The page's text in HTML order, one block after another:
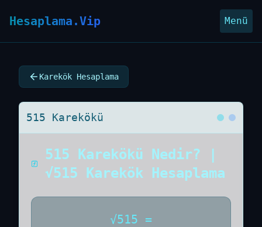
Hesaplama.Vip Menü
Karekök Hesaplama
515 Karekökü
515 Karekökü Nedir? |
√515 Karekök Hesaplama
√515 =